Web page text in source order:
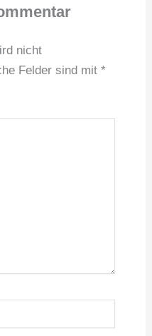
nicht
Felder sind mit *